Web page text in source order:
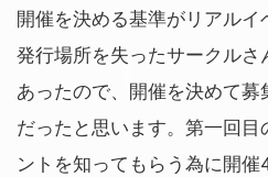
開催を決める基準がリアルイ
発行場所を失ったサークル
あったので、開催を決めて
だったと思います。第一回
ントを知ってもらう為に開